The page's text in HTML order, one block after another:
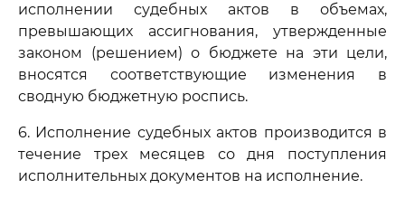
исполнении судебных актов в объемах,
превышающих ассигнования, утвержденные
законом (решением) о бюджете на эти цели,
вносятся соответствующие изменения в
сводную бюджетную роспись.
6. Исполнение судебных актов производится в
течение трех месяцев со дня поступления
исполнительных документов на исполнение.